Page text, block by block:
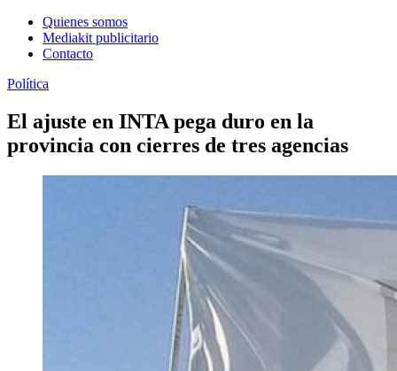
Quienes somos
Mediakit publicitario
Contacto
Política
El ajuste en INTA pega duro en la
provincia con cierres de tres agencias